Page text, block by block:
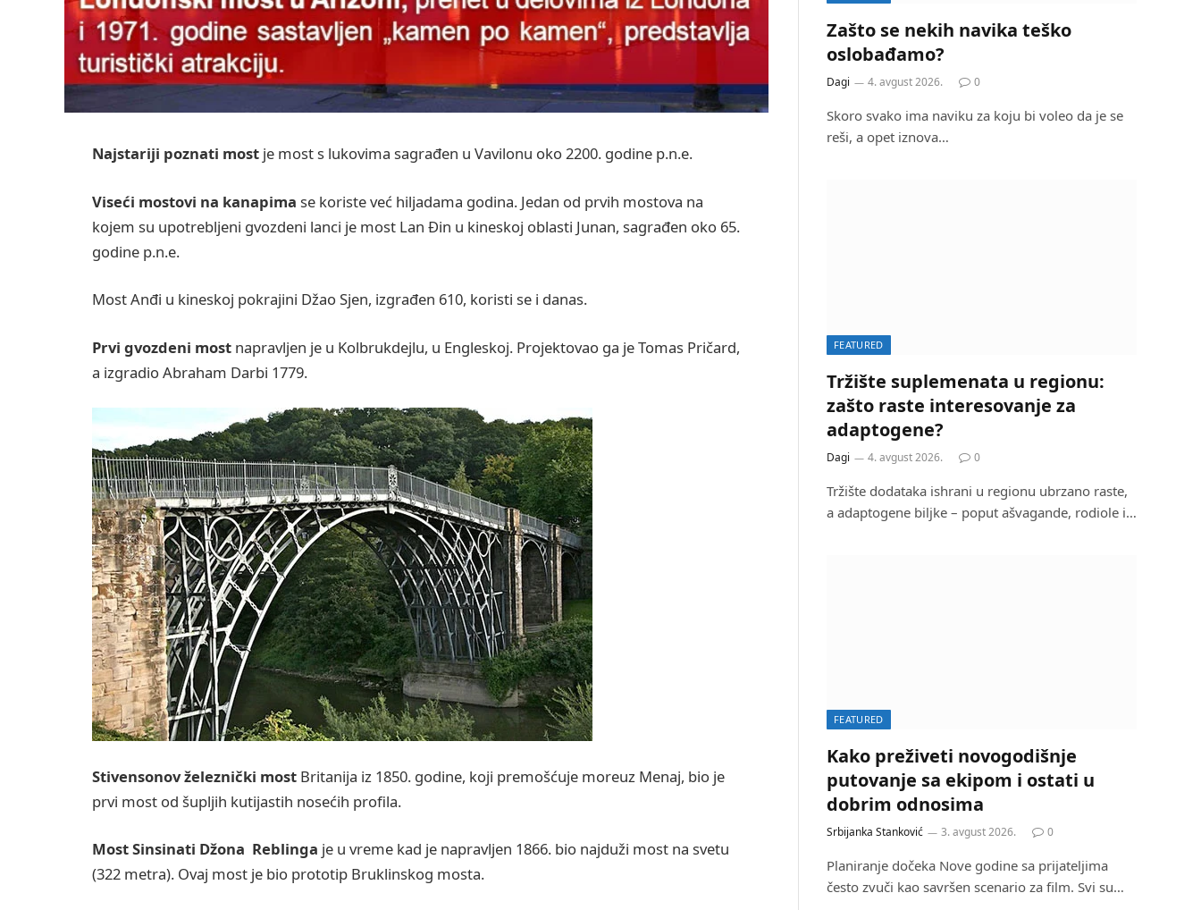
Najstariji poznati most je most s lukovima sagrađen u Vavilonu oko 2200. godine p.n.e.
Viseći mostovi na kanapima se koriste već hiljadama godina. Jedan od prvih mostova na
kojem su upotrebljeni gvozdeni lanci je most Lan Đin u kineskoj oblasti Junan, sagrađen oko 65.
godine p.n.e.
Most Anđi u kineskoj pokrajini Džao Sjen, izgrađen 610, koristi se i danas.
Prvi gvozdeni most napravljen je u Kolbrukdejlu, u Engleskoj. Projektovao ga je Tomas Pričard,
a izgradio Abraham Darbi 1779.
Stivensonov železnički most Britanija iz 1850. godine, koji premošćuje moreuz Menaj, bio je
prvi most od šupljih kutijastih nosećih profila.
Most Sinsinati Džona Reblinga je u vreme kad je napravljen 1866. bio najduži most na svetu
(322 metra). Ovaj most je bio prototip Bruklinskog mosta.
Zašto se nekih navika teško
oslobađamo?
Dagi 4. avgust 2026. 0
Skoro svako ima naviku za koju bi voleo da je se
reši, a opet iznova…
FEATURED
Tržište suplemenata u regionu:
zašto raste interesovanje za
adaptogene?
Dagi 4. avgust 2026. 0
Tržište dodataka ishrani u regionu ubrzano raste,
a adaptogene biljke – poput ašvagande, rodiole i…
FEATURED
Kako preživeti novogodišnje
putovanje sa ekipom i ostati u
dobrim odnosima
Srbijanka Stanković 3. avgust 2026. 0
Planiranje dočeka Nove godine sa prijateljima
često zvuči kao savršen scenario za film. Svi su…